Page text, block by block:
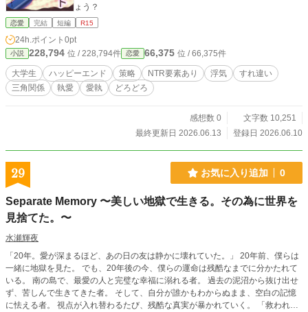
ょう？
恋愛 完結 短編 R15
24h.ポイント 0pt
小説 228,794 位 / 228,794件 恋愛 66,375 位 / 66,375件
大学生 ハッピーエンド 策略 NTR要素あり 浮気
すれ違い
三角関係
執愛 愛執 どろどろ
感想数 0
文字数 10,251
最終更新日 2026.06.13
登録日 2026.06.10
29 お気に入り追加 0
Separate Memory 〜美しい地獄で生きる。その為に世界を
見捨てた。〜
水瀬輝夜
「20年。愛が深まるほど、あの日の友は静かに壊れていた。」 20年前、僕らは
一緒に地獄を見た。 でも、20年後の今、僕らの運命は残酷なまでに分かたれて
いる。 南の島で、最愛の人と完璧な幸福に溺れる者。 過去の泥沼から抜け出せ
ず、苦しんで生きてきた者。 そして、自分が誰かもわからぬまま、空白の記憶
に怯える者。 視点が入れ替わるたび、残酷な真実が暴かれていく。 「救われた